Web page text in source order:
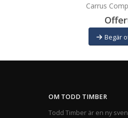
Carrus
Begär
OM TODD TIMBER
Todd Timber är en ny